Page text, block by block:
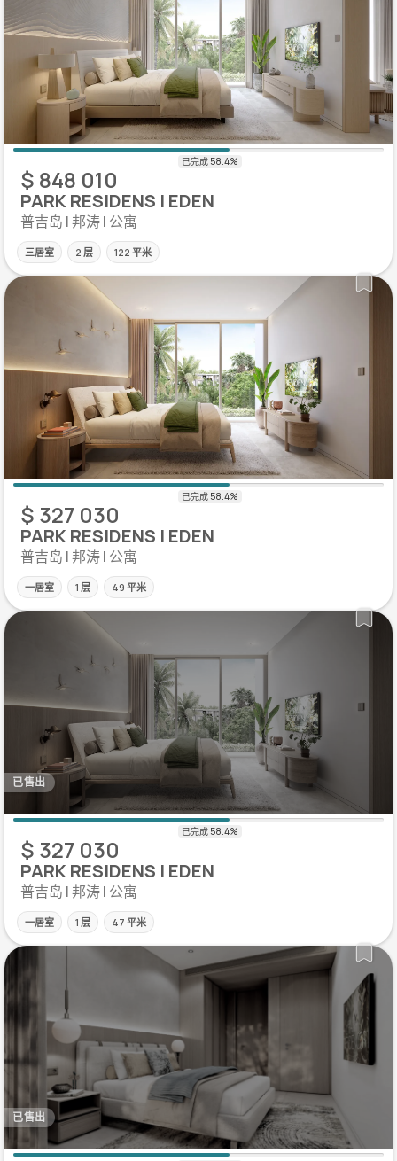
$ 848 010
PARK RESIDENS | EDEN
普吉岛 | 邦涛 | 公寓
三居室 2 层 122 平米
$ 327 030
PARK RESIDENS | EDEN
普吉岛 | 邦涛 | 公寓
一居室 1 层 49 平米
已售出
$ 327 030
PARK RESIDENS | EDEN
普吉岛 | 邦涛 | 公寓
一居室 1 层 47 平米
已售出